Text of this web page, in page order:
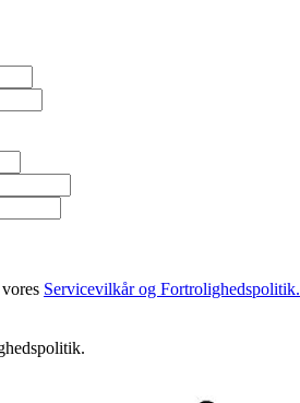
Servicevilkår og Fortrolighedspolitik.